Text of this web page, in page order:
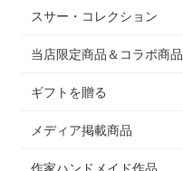
スサー・コレクション
当店限定商品＆コラボ商品
ギフトを贈る
メディア掲載商品
作家ハンドメイド作品